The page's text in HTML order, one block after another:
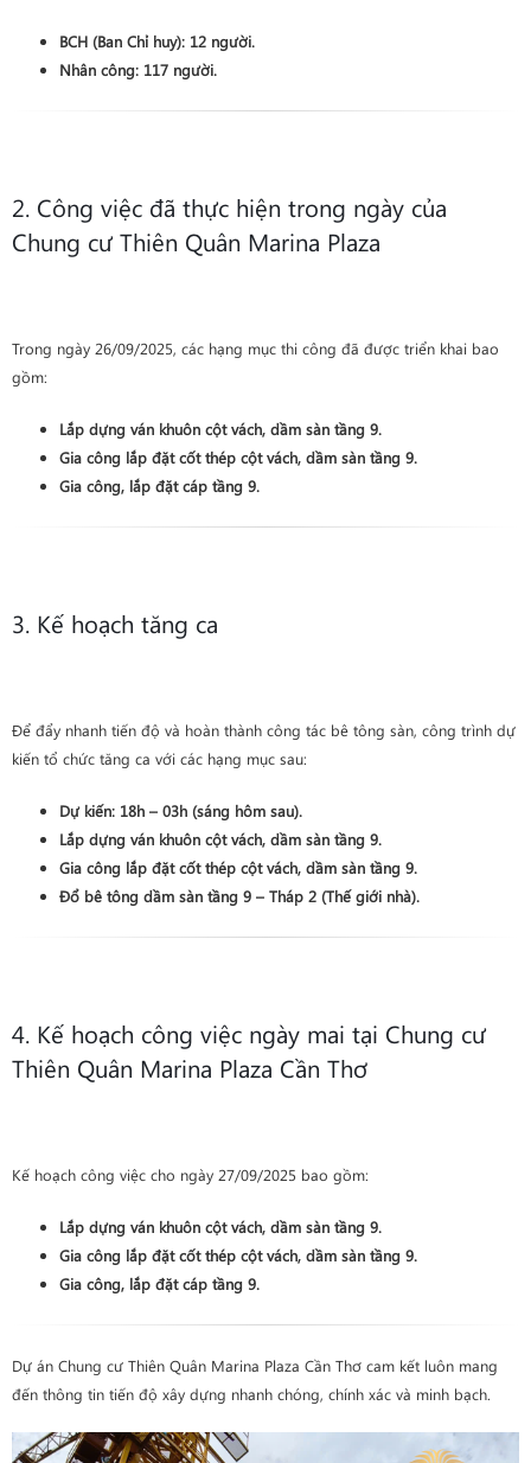
BCH (Ban Chỉ huy): 12 người.
Nhân công: 117 người.
2. Công việc đã thực hiện trong ngày của
Chung cư Thiên Quân Marina Plaza
Trong ngày 26/09/2025, các hạng mục thi công đã được triển khai bao
gồm:
Lắp dựng ván khuôn cột vách, dầm sàn tầng 9.
Gia công lắp đặt cốt thép cột vách, dầm sàn tầng 9.
Gia công, lắp đặt cáp tầng 9.
3. Kế hoạch tăng ca
Để đẩy nhanh tiến độ và hoàn thành công tác bê tông sàn, công trình dự
kiến tổ chức tăng ca với các hạng mục sau:
Dự kiến: 18h – 03h (sáng hôm sau).
Lắp dựng ván khuôn cột vách, dầm sàn tầng 9.
Gia công lắp đặt cốt thép cột vách, dầm sàn tầng 9.
Đổ bê tông dầm sàn tầng 9 – Tháp 2 (Thế giới nhà).
4. Kế hoạch công việc ngày mai tại Chung cư
Thiên Quân Marina Plaza Cần Thơ
Kế hoạch công việc cho ngày 27/09/2025 bao gồm:
Lắp dựng ván khuôn cột vách, dầm sàn tầng 9.
Gia công lắp đặt cốt thép cột vách, dầm sàn tầng 9.
Gia công, lắp đặt cáp tầng 9.
Dự án Chung cư Thiên Quân Marina Plaza Cần Thơ cam kết luôn mang
đến thông tin tiến độ xây dựng nhanh chóng, chính xác và minh bạch.